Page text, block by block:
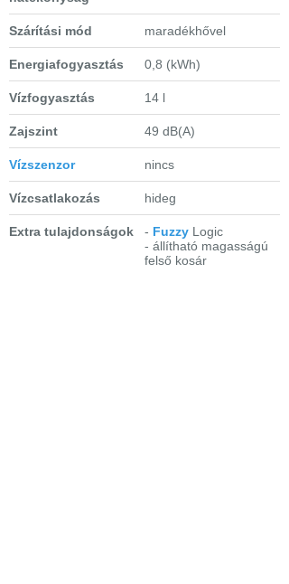
Szárítási mód maradékhővel
Energiafogyasztás 0,8 (kWh)
Vízfogyasztás 14 l
Zajszint 49 dB(A)
Vízszenzor nincs
Vízcsatlakozás hideg
Extra tulajdonságok - Fuzzy Logic
- állítható magasságú
felső kosár